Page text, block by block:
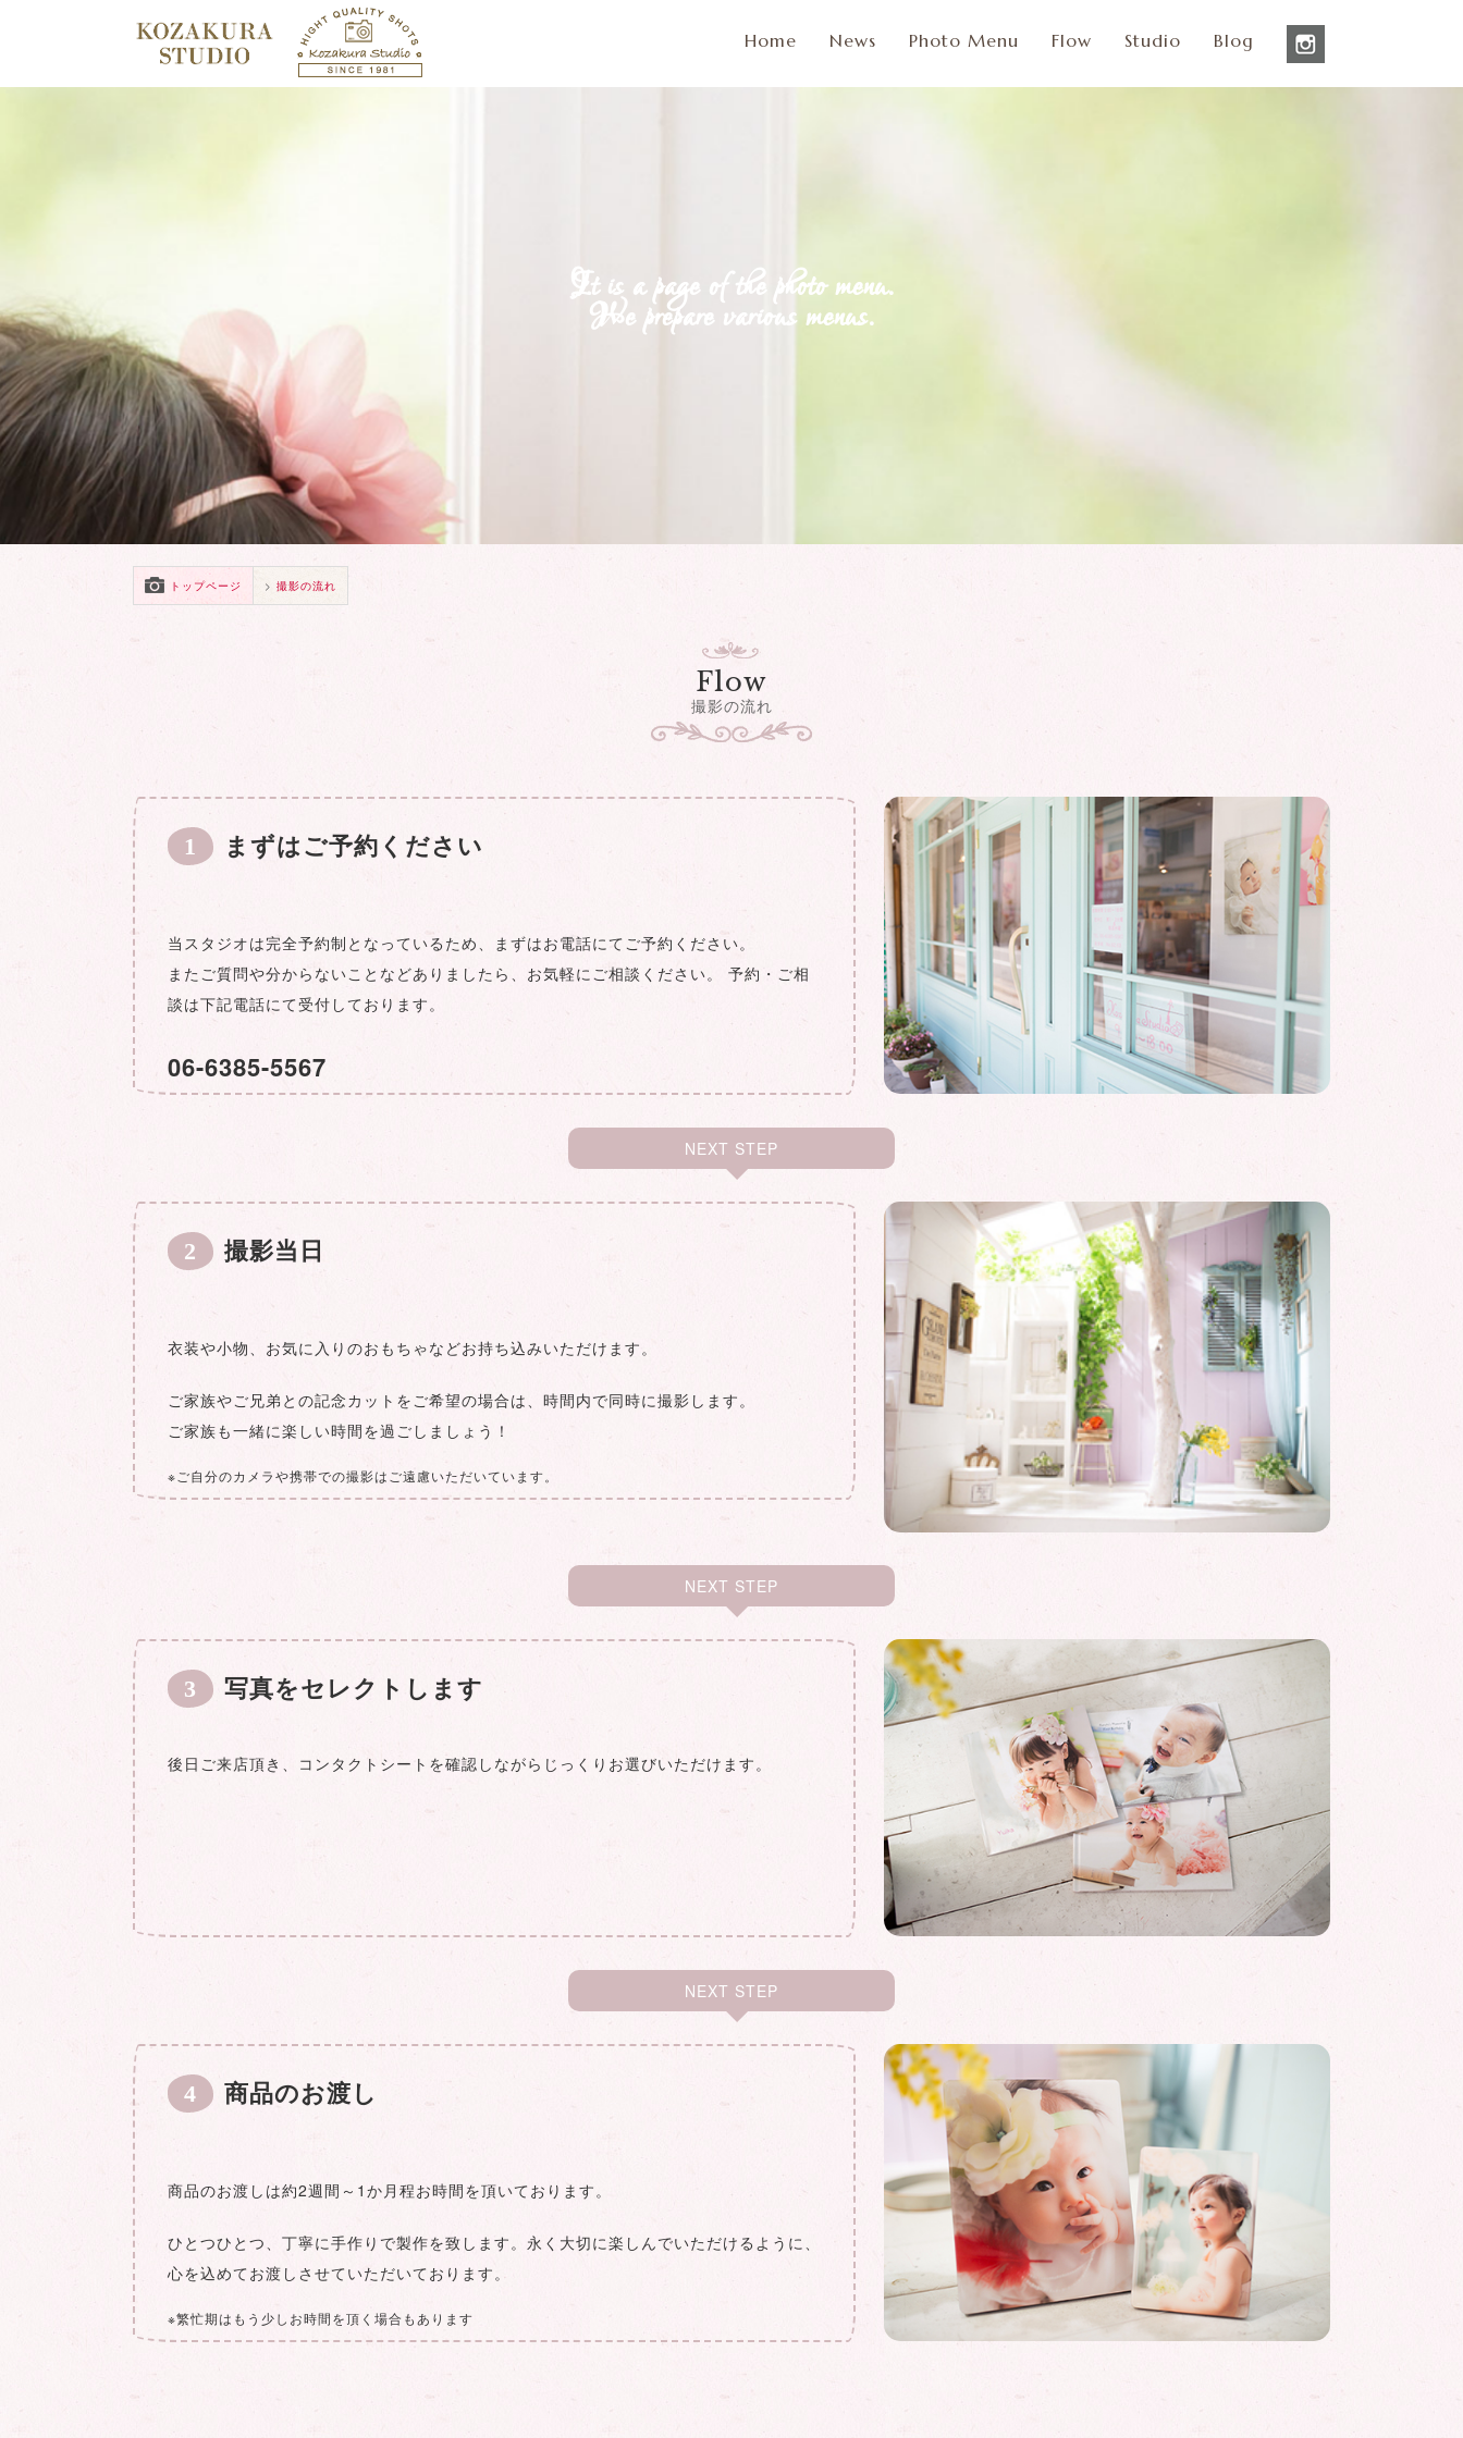
Blog
Studio
Flow
Photo Menu
News
Home
It is a page of the photo menu.
We prepare various menus.
トップページ 撮影の流れ
Flow
撮影の流れ
1 まずはご予約ください
当スタジオは完全予約制となっているため、まずはお電話にてご予約ください。
またご質問や分からないことなどありましたら、お気軽にご相談ください。 予約・ご相
談は下記電話にて受付しております。
06-6385-5567
NEXT STEP
2 撮影当日
衣装や小物、お気に入りのおもちゃなどお持ち込みいただけます。
ご家族やご兄弟との記念カットをご希望の場合は、時間内で同時に撮影します。
ご家族も一緒に楽しい時間を過ごしましょう！
※ご自分のカメラや携帯での撮影はご遠慮いただいています。
NEXT STEP
3 写真をセレクトします
後日ご来店頂き、コンタクトシートを確認しながらじっくりお選びいただけます。
NEXT STEP
4 商品のお渡し
商品のお渡しは約2週間～1か月程お時間を頂いております。
ひとつひとつ、丁寧に手作りで製作を致します。永く大切に楽しんでいただけるように、
心を込めてお渡しさせていただいております。
※繁忙期はもう少しお時間を頂く場合もあります